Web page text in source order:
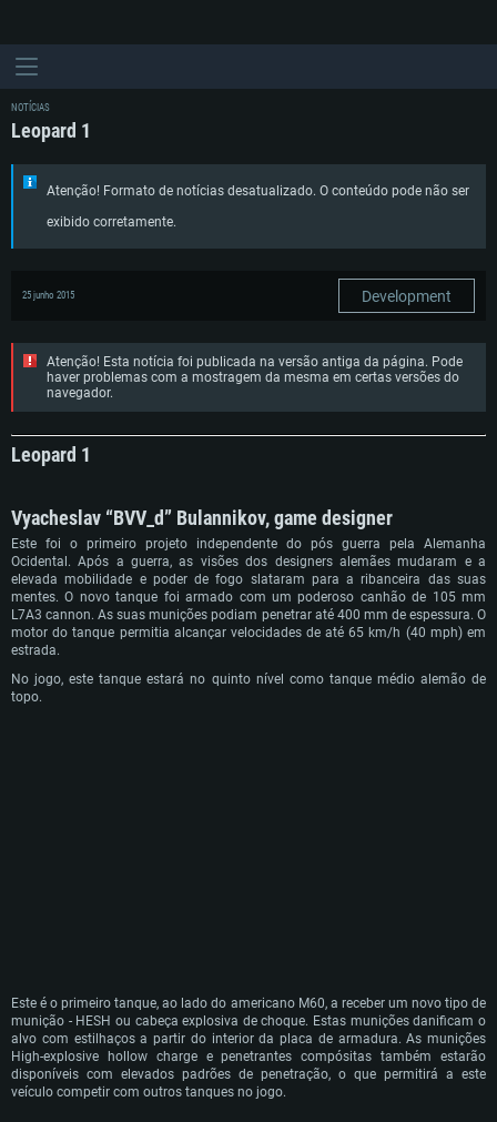
Placa Gráfica: Placa com DirectX 11: AMD Radeon 77XX / NVIDIA GeForce
GTX 660. Resolução mínima suportada: 720p
Network: Internet de banda larga.
Disco: 23,1 GB
Placa Gráfica: Intel Iris Pro 5200 (Mac), equivalentes AMD/Nvidia para Mac.
Resolução mínima suportada: 720p com suporte Metal.
Network: Internet de banda larga.
Disco: 21,5 GB
Placa Gráfica: NVIDIA 660 com os drivers mais recentes (não mais de 6
meses) / equivalentes AMD com os drivers mais recentes com suporte
Vulkan (não mais de 6 meses); Resolução mínima suportada: 720p.
Network: Internet de banda larga.
Disco: 21,5 GB
NOTÍCIAS
Leopard 1
Atenção! Formato de notícias desatualizado. O conteúdo pode não ser
exibido corretamente.
25 junho 2015 Development
Atenção! Esta notícia foi publicada na versão antiga da página. Pode
haver problemas com a mostragem da mesma em certas versões do
navegador.
Leopard 1
Vyacheslav “BVV_d” Bulannikov, game designer
Este foi o primeiro projeto independente do pós guerra pela Alemanha
Ocidental. Após a guerra, as visões dos designers alemães mudaram e a
elevada mobilidade e poder de fogo slataram para a ribanceira das suas
mentes. O novo tanque foi armado com um poderoso canhão de 105 mm
L7A3 cannon. As suas munições podiam penetrar até 400 mm de espessura. O
motor do tanque permitia alcançar velocidades de até 65 km/h (40 mph) em
estrada.
No jogo, este tanque estará no quinto nível como tanque médio alemão de
topo.
Este é o primeiro tanque, ao lado do americano M60, a receber um novo tipo de
munição - HESH ou cabeça explosiva de choque. Estas munições danificam o
alvo com estilhaços a partir do interior da placa de armadura. As munições
High-explosive hollow charge e penetrantes compósitas também estarão
disponíveis com elevados padrões de penetração, o que permitirá a este
veículo competir com outros tanques no jogo.